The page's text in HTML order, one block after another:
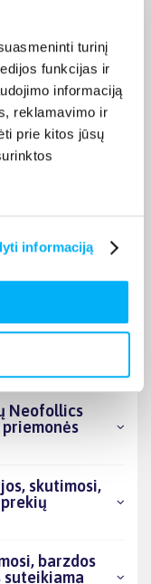
turinį
funkcijas ir
informaciją
reklamavimo ir
prie kitos jūsų
informaciją
tarpusavyje.
priimti patogų
išsirinkite
esantys
Neofollics
skutimosi,
barzdos
suteikiama